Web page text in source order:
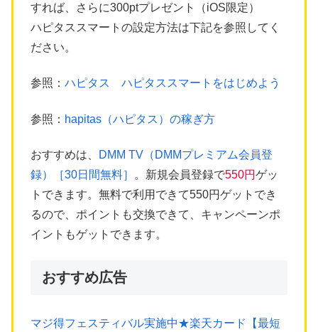
すれば、さらに300ptプレゼント（iOS限定）
ハピタススマートの設定方法は下記を参照してく
ださい。
参照： ハピタス ハピタススマートをはじめよう
参照： hapitas（ハピタス）の稼ぎ方
おすすめは、
DMM TV（DMMプレミアム会員登
録）［30日間無料］
。新規会員登録で550円ゲッ
トできます。無料で利用できて550円ゲットでき
るので、ポイントも交換できて、キャンペーンポ
イントもゲットできます。
おすすめ広告
マジ得フェスティバル実施中★楽天カード【最短